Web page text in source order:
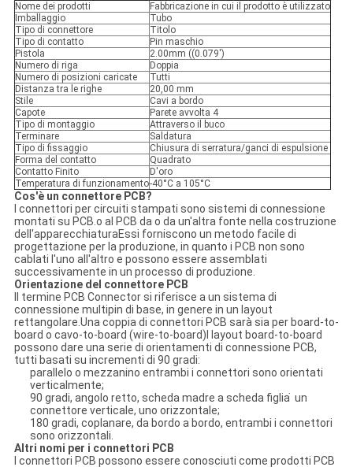
Nome dei prodotti
Fabbricazione in cui il prodotto è utilizzato
Imballaggio
Tubo
Tipo di connettore
Titolo
Tipo di contatto
Pin maschio
Pistola
2.00mm ((0.079')
Numero di riga
Doppia
Numero di posizioni caricate
Tutti
Distanza tra le righe
20,00 mm
Stile
Cavi a bordo
Capote
Parete avvolta 4
Tipo di montaggio
Attraverso il buco
Terminare
Saldatura
Tipo di fissaggio
Chiusura di serratura/ganci di espulsione
Forma del contatto
Quadrato
Contatto Finito
D'oro
Temperatura di funzionamento-40°C a 105°C
Cos'è un connettore PCB?
I connettori per circuiti stampati sono sistemi di connessione
montati su PCB.o al PCB da o da un'altra fonte nella costruzione
dell'apparecchiaturaEssi forniscono un metodo facile di
progettazione per la produzione, in quanto i PCB non sono
cablati l'uno all'altro e possono essere assemblati
successivamente in un processo di produzione.
Orientazione del connettore PCB
Il termine PCB Connector si riferisce a un sistema di
connessione multipin di base, in genere in un layout
rettangolare.Una coppia di connettori PCB sarà sia per board-to-
board o cavo-to-board (wire-to-board)I layout board-to-board
possono dare una serie di orientamenti di connessione PCB,
tutti basati su incrementi di 90 gradi:
parallelo o mezzanino entrambi i connettori sono orientati
verticalmente;
90 gradi, angolo retto, scheda madre a scheda figlia ̇ un
connettore verticale, uno orizzontale;
180 gradi, coplanare, da bordo a bordo, entrambi i connettori
sono orizzontali.
Altri nomi per i connettori PCB
I connettori PCB possono essere conosciuti come prodotti PCB